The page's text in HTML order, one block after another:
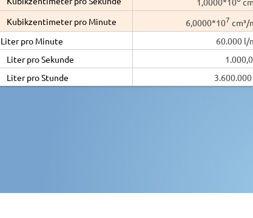
Kubikzentimeter pro Minute
6,0000*107 cm³/
Liter pro Minute
60.000 l/
Liter pro Sekunde
Liter pro Stunde